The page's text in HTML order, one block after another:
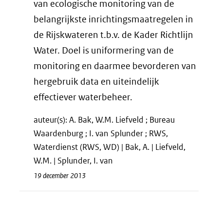
van ecologische monitoring van de
belangrijkste inrichtingsmaatregelen in
de Rijskwateren t.b.v. de Kader Richtlijn
Water. Doel is uniformering van de
monitoring en daarmee bevorderen van
hergebruik data en uiteindelijk
effectiever waterbeheer.
auteur(s): A. Bak, W.M. Liefveld ; Bureau
Waardenburg ; I. van Splunder ; RWS,
Waterdienst (RWS, WD) | Bak, A. | Liefveld,
W.M. | Splunder, I. van
19 december 2013